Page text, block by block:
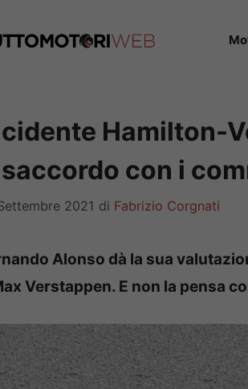
Hamilton-
con i
2021 di Fabrizio Corgnati
Alonso dà la sua
Verstappen. E non la pensa